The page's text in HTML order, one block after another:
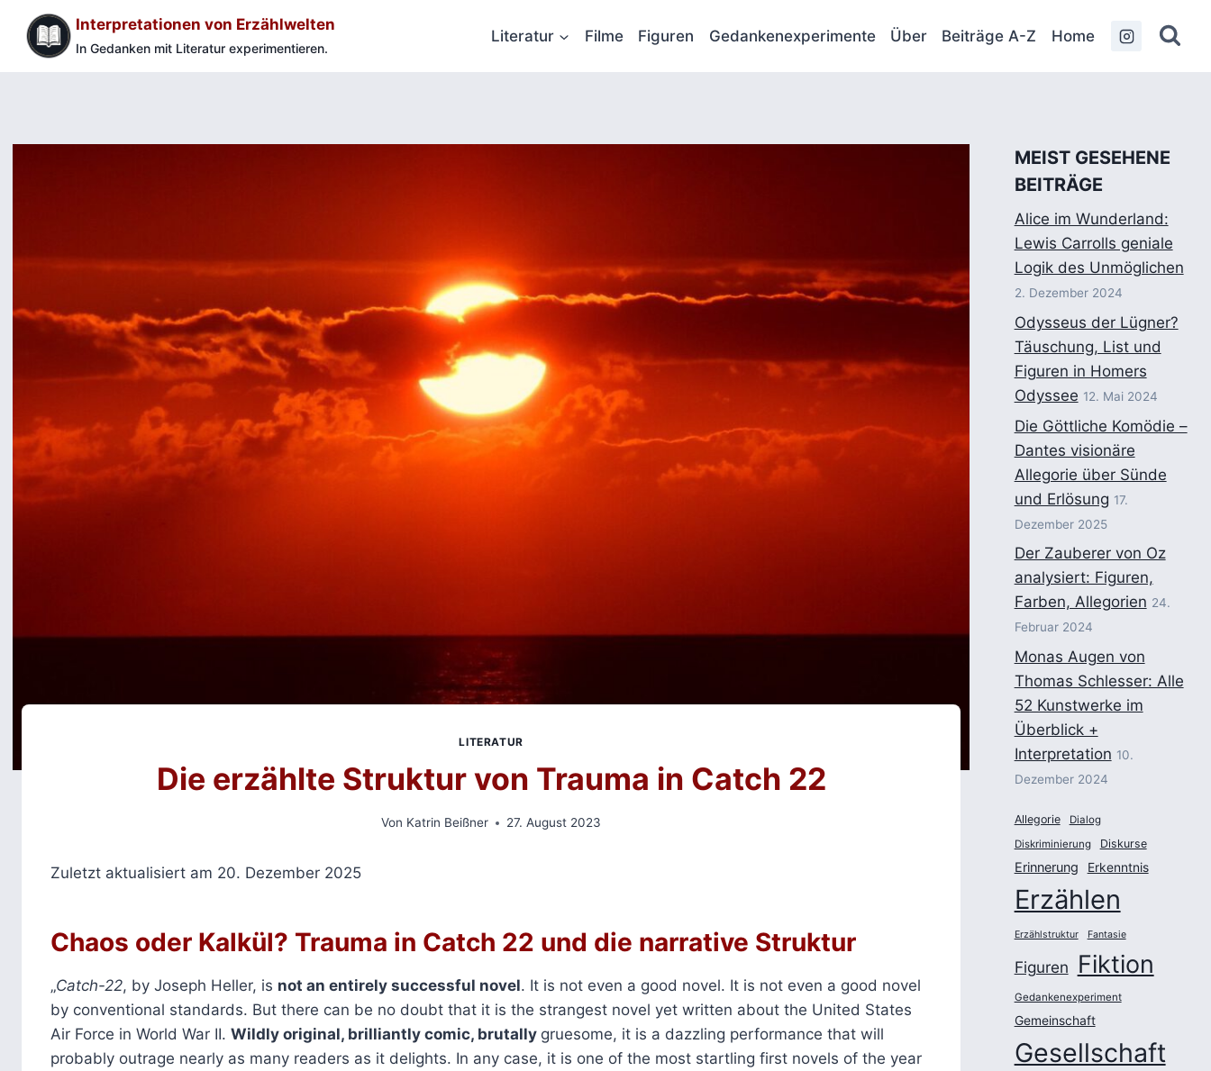
Inhalt
springen
Interpretationen von Erzählwelten
In Gedanken mit Literatur experimentieren.
Literatur Filme Figuren Gedankenexperimente Über Beiträge A-Z Home
LITERATUR
Die erzählte Struktur von Trauma in Catch 22
Von Katrin Beißner 27. August 2023
Zuletzt aktualisiert am 20. Dezember 2025
Chaos oder Kalkül? Trauma in Catch 22 und die narrative Struktur
„Catch-22, by Joseph Heller, is not an entirely successful novel. It is not even a good novel. It is not even a good novel
by conventional standards. But there can be no doubt that it is the strangest novel yet written about the United States
Air Force in World War II. Wildly original, brilliantly comic, brutally gruesome, it is a dazzling performance that will
probably outrage nearly as many readers as it delights. In any case, it is one of the most startling first novels of the year
MEIST GESEHENE
BEITRÄGE
Alice im Wunderland:
Lewis Carrolls geniale
Logik des Unmöglichen
2. Dezember 2024
Odysseus der Lügner?
Täuschung, List und
Figuren in Homers
Odyssee 12. Mai 2024
Die Göttliche Komödie –
Dantes visionäre
Allegorie über Sünde
und Erlösung 17.
Dezember 2025
Der Zauberer von Oz
analysiert: Figuren,
Farben, Allegorien 24.
Februar 2024
Monas Augen von
Thomas Schlesser: Alle
52 Kunstwerke im
Überblick +
Interpretation 10.
Dezember 2024
Allegorie
Dialog
Diskriminierung
Diskurse
Erinnerung Erkenntnis
Erzählen
Erzählstruktur Fantasie
Figuren Fiktion
Gedankenexperiment
Gemeinschaft
Gesellschaft